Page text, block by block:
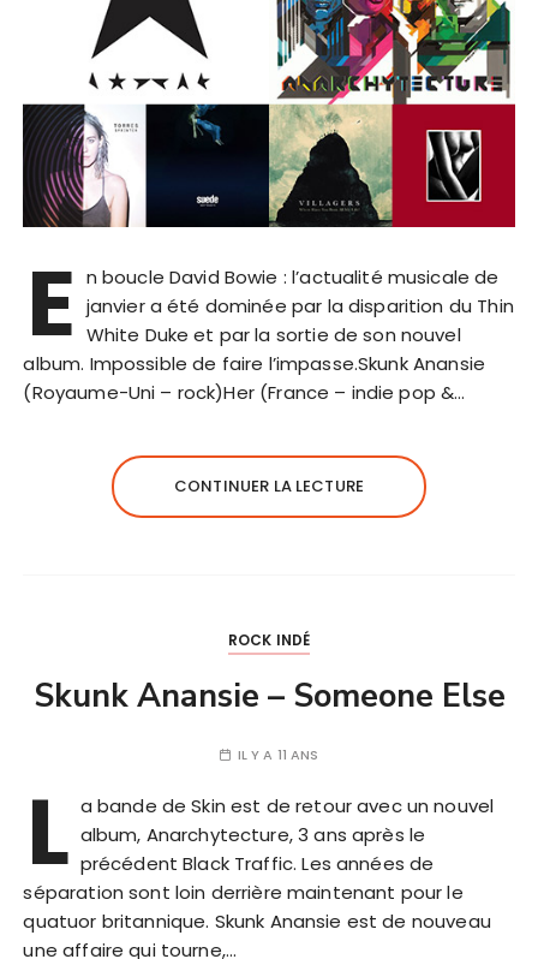
E n boucle David Bowie : l’actualité musicale de
janvier a été dominée par la disparition du Thin
White Duke et par la sortie de son nouvel
album. Impossible de faire l’impasse.Skunk Anansie
(Royaume-Uni – rock)Her (France – indie pop &…
CONTINUER LA LECTURE
ROCK INDÉ
Skunk Anansie – Someone Else
IL Y A 11 ANS
L a bande de Skin est de retour avec un nouvel
album, Anarchytecture, 3 ans après le
précédent Black Traffic. Les années de
séparation sont loin derrière maintenant pour le
quatuor britannique. Skunk Anansie est de nouveau
une affaire qui tourne,…